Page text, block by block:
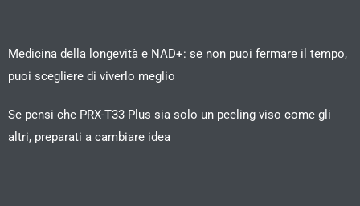
Medicina della longevità e NAD+: se non puoi fermare il tempo,
puoi scegliere di viverlo meglio
Se pensi che PRX-T33 Plus sia solo un peeling viso come gli
altri, preparati a cambiare idea